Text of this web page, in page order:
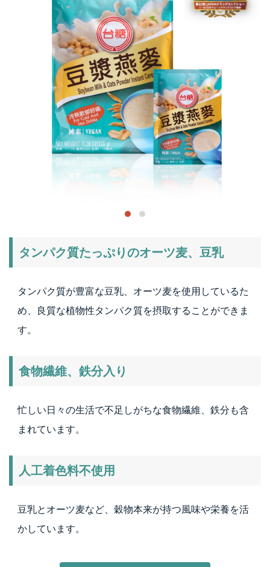
タンパク質たっぷりのオーツ麦、豆乳
タンパク質が豊富な豆乳、オーツ麦を使用しているた
め、良質な植物性タンパク質を摂取することができま
す。
食物繊維、鉄分入り
忙しい日々の生活で不足しがちな食物繊維、鉄分も含
まれています。
人工着色料不使用
豆乳とオーツ麦など、穀物本来が持つ風味や栄養を活
かしています。